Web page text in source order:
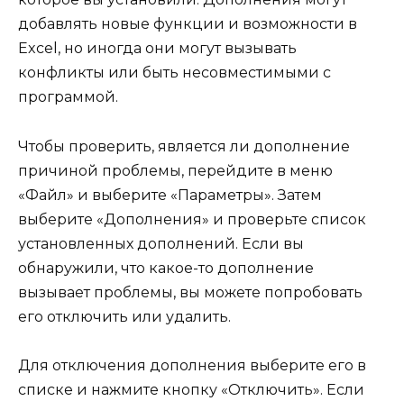
добавлять новые функции и возможности в
Excel, но иногда они могут вызывать
конфликты или быть несовместимыми с
программой.
Чтобы проверить, является ли дополнение
причиной проблемы, перейдите в меню
«Файл» и выберите «Параметры». Затем
выберите «Дополнения» и проверьте список
установленных дополнений. Если вы
обнаружили, что какое-то дополнение
вызывает проблемы, вы можете попробовать
его отключить или удалить.
Для отключения дополнения выберите его в
списке и нажмите кнопку «Отключить». Если